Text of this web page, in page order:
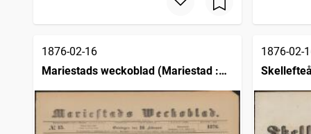
1876-02-16
Mariestads weckoblad (Mariestad :
1876-02-